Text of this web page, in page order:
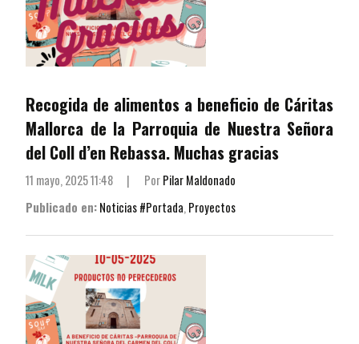
Recogida de alimentos a beneficio de Cáritas
Mallorca de la Parroquia de Nuestra Señora
del Coll d’en Rebassa. Muchas gracias
11 mayo, 2025 11:48 | PorPilar Maldonado
Publicado en:Noticias #Portada,Proyectos